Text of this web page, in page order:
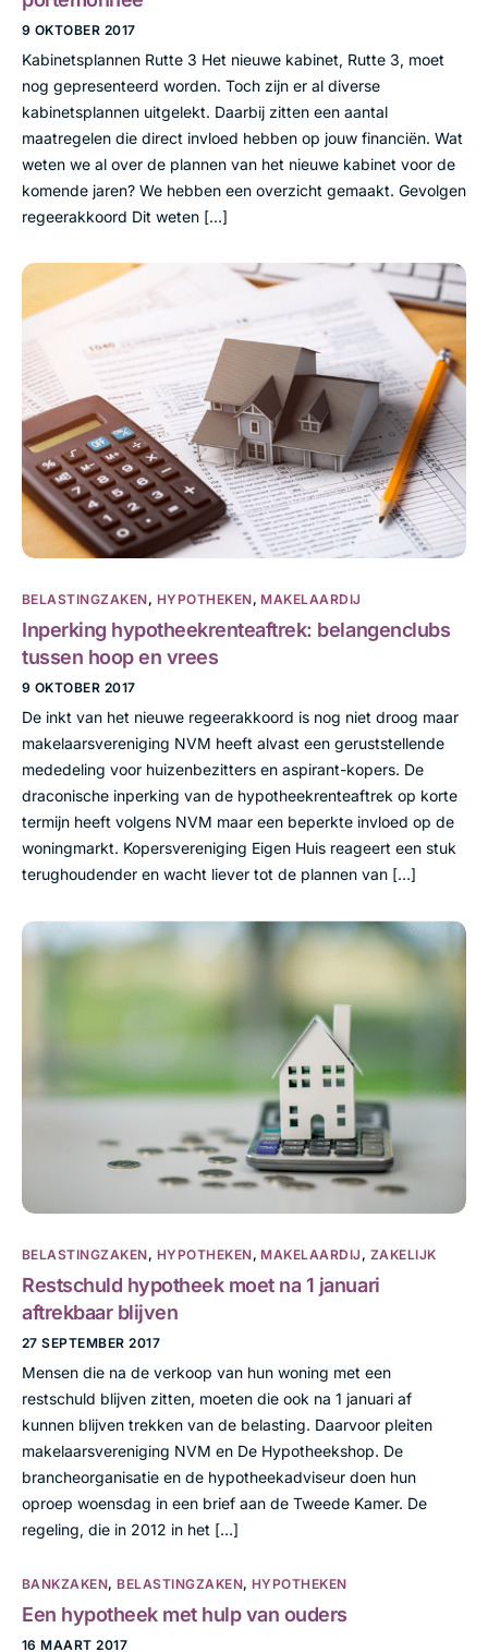
9 OKTOBER 2017
Kabinetsplannen Rutte 3 Het nieuwe kabinet, Rutte 3, moet
nog gepresenteerd worden. Toch zijn er al diverse
kabinetsplannen uitgelekt. Daarbij zitten een aantal
maatregelen die direct invloed hebben op jouw financiën. Wat
weten we al over de plannen van het nieuwe kabinet voor de
komende jaren? We hebben een overzicht gemaakt. Gevolgen
regeerakkoord Dit weten […]
BELASTINGZAKEN, HYPOTHEKEN,MAKELAARDIJ
Inperking hypotheekrenteaftrek: belangenclubs
tussen hoop en vrees
9 OKTOBER 2017
De inkt van het nieuwe regeerakkoord is nog niet droog maar
makelaarsvereniging NVM heeft alvast een geruststellende
mededeling voor huizenbezitters en aspirant-kopers. De
draconische inperking van de hypotheekrenteaftrek op korte
termijn heeft volgens NVM maar een beperkte invloed op de
woningmarkt. Kopersvereniging Eigen Huis reageert een stuk
terughoudender en wacht liever tot de plannen van […]
BELASTINGZAKEN, HYPOTHEKEN,MAKELAARDIJ , ZAKELIJK
Restschuld hypotheek moet na 1 januari
aftrekbaar blijven
27 SEPTEMBER 2017
Mensen die na de verkoop van hun woning met een
restschuld blijven zitten, moeten die ook na 1 januari af
kunnen blijven trekken van de belasting. Daarvoor pleiten
makelaarsvereniging NVM en De Hypotheekshop. De
brancheorganisatie en de hypotheekadviseur doen hun
oproep woensdag in een brief aan de Tweede Kamer. De
regeling, die in 2012 in het […]
BANKZAKEN,BELASTINGZAKEN, HYPOTHEKEN
Een hypotheek met hulp van ouders
16 MAART 2017